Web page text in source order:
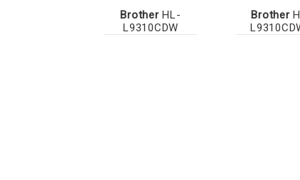
BrotherHL-
L9310CDW
Brother